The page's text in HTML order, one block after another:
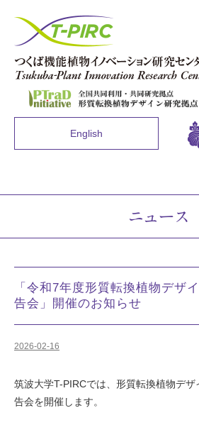
English
ニュース
「令和7年度形質転換植物デザ
告会」開催のお知らせ
2026-02-16
筑波大学T-PIRCでは、形質転換植物デ
告会を開催します。